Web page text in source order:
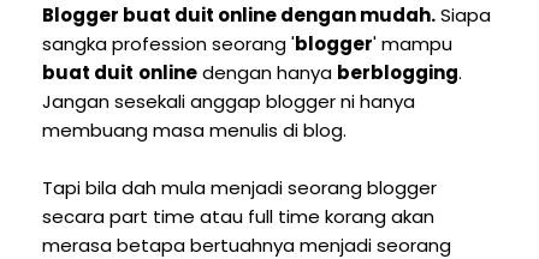
Blogger buat duit online dengan mudah.Siapa
sangka profession seorang 'blogger' mampu
buat duit onlinedengan hanya berblogging.
Jangan sesekali anggap blogger ni hanya
membuang masa menulis di blog.
Tapi bila dah mula menjadi seorang blogger
secara part time atau full time korang akan
merasa betapa bertuahnya menjadi seorang